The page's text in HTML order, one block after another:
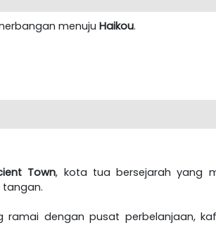
menuju Haikou.
Town, kota tua bersejarah yang
tangan.
dengan pusat perbelanjaan,